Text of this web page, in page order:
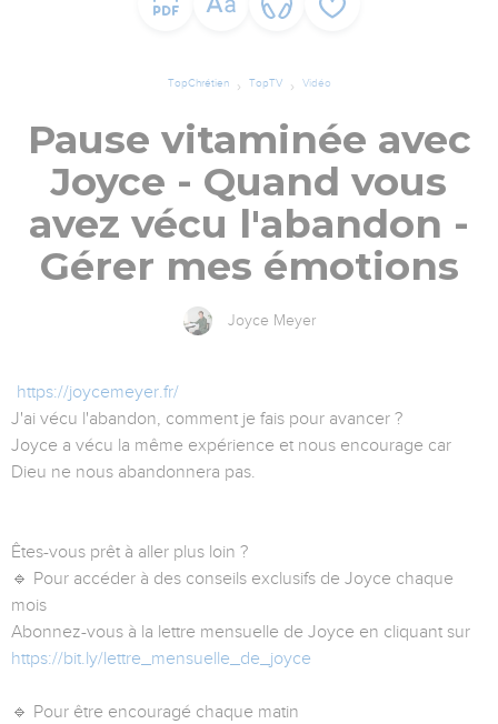
TopChrétien TopTV Vidéo
Pause vitaminée avec
Joyce - Quand vous
avez vécu l'abandon -
Gérer mes émotions
Joyce Meyer
https://joycemeyer.fr/
J'ai vécu l'abandon, comment je fais pour avancer ?
Joyce a vécu la même expérience et nous encourage car
Dieu ne nous abandonnera pas.
Êtes-vous prêt à aller plus loin ?
🔹 Pour accéder à des conseils exclusifs de Joyce chaque
mois
Abonnez-vous à la lettre mensuelle de Joyce en cliquant sur
https://bit.ly/lettre_mensuelle_de_joyce
🔹 Pour être encouragé chaque matin